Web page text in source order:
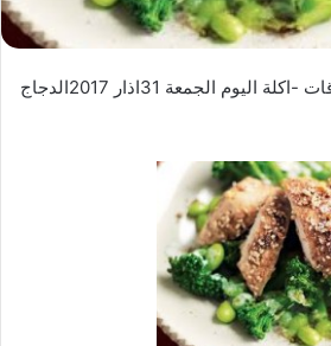
غري – ندين ميديا – متفرقات -اكلة اليوم الجمعة 31اذار 2017الدجاج